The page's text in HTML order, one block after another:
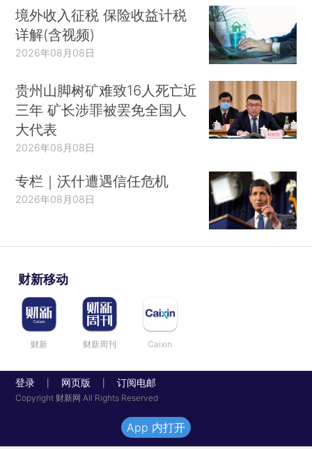
境外收入征税 保险收益计税
详解(含视频)
2026年08月08日
贵州山脚树矿难致16人死亡近
三年 矿长涉罪被罢免全国人
大代表
2026年08月08日
专栏｜沃什遭遇信任危机
2026年08月08日
财新移动
财新 财新周刊 Caixin
登录 网页版 订阅电邮
Copyright 财新网 All Rights Reserved
App 内打开